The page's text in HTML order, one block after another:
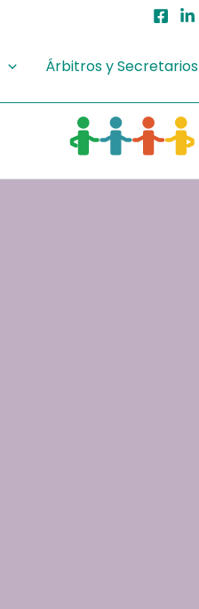
Árbitros y Secretarios